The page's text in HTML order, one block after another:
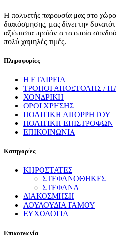
Η πολυετής παρουσία μας στο
διακόσμησης, μας δίνει την
αξιόπιστα προϊόντα τα οποία
πολύ χαμηλές τιμές.
Πληροφορίες
Η ΕΤΑΙΡΕΙΑ
ΤΡΟΠΟΙ ΑΠΟΣΤΟΛΗΣ /
ΧΟΝΔΡΙΚΗ
ΟΡΟΙ ΧΡΗΣΗΣ
ΠΟΛΙΤΙΚΗ ΑΠΟΡΡΗΤΟΥ
ΠΟΛΙΤΙΚΗ ΕΠΙΣΤΡΟΦΩΝ
ΕΠΙΚΟΙΝΩΝΙΑ
Κατηγορίες
ΚΗΡΟΣΤΑΤΕΣ
ΣΤΕΦΑΝΟΘΗΚΕΣ
ΣΤΕΦΑΝΑ
ΔΙΑΚΟΣΜΗΣΗ
ΛΟΥΛΟΥΔΙΑ ΓΑΜΟΥ
ΕΥΧΟΛΟΓΙΑ
Επικοινωνία